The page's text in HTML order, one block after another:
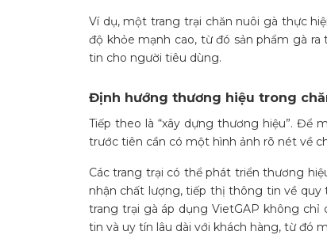
Ví dụ, một trang trại chăn nuôi gà thực
độ khỏe mạnh cao, từ đó sản phẩm gà
tin cho người tiêu dùng.
Định hướng thương hiệu trong
Tiếp theo là “xây dựng thương hiệu”. Để
trước tiên cần có một hình ảnh rõ nét về
Các trang trại có thể phát triển thương
nhận chất lượng, tiếp thị thông tin về
trang trại gà áp dụng VietGAP không chỉ
tin và uy tín lâu dài với khách hàng, từ đó